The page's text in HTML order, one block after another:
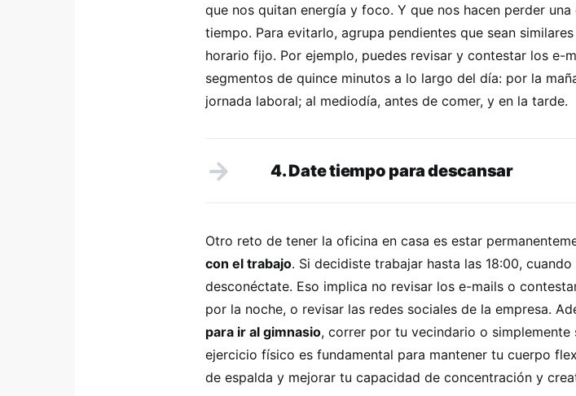
que nos quitan energía y foco. Y que nos hacen perder
tiempo. Para evitarlo, agrupa pendientes que sean
horario fijo. Por ejemplo, puedes revisar y contestar los e-
segmentos de quince minutos a lo largo del día: por la
jornada laboral; al mediodía, antes de comer, y en la tarde.
4. Date tiempo para descansar
Otro reto de tener la oficina en casa es estar
con el trabajo. Si decidiste trabajar hasta las 18:00,
desconéctate. Eso implica no revisar los e-mails o
por la noche, o revisar las redes sociales de la empresa.
para ir al gimnasio, correr por tu vecindario o simplemente
ejercicio físico es fundamental para mantener tu cuerpo
de espalda y mejorar tu capacidad de concentración y